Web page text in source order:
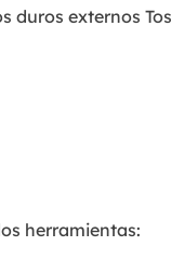
duros externos
herramientas: